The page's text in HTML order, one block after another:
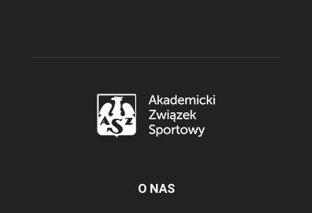
O NAS